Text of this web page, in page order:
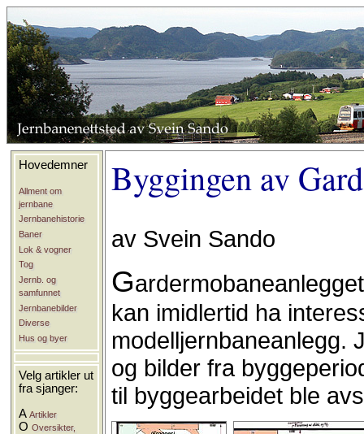
Hovedemner
Allment om
jernbane
Jernbanehistorie
Baner
Lok & vogner
Tog
Jernb. og
samfunnet
Jernbanebilder
Diverse
Hus og byer
Velg artikler ut
fra sjanger:
AArtikler
OOversikter,
Byggingen av
av Svein Sando
G
kan imidlertid ha
modelljernbaneanlegg.
og bilder fra
til byggearbeidet ble